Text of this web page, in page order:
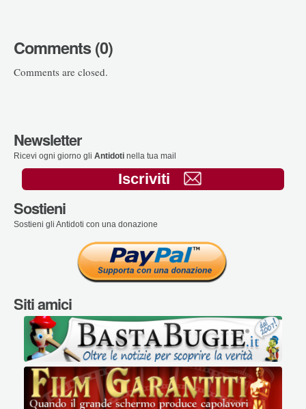
Comments (0)
Comments are closed.
Newsletter
Ricevi ogni giorno gli Antidoti nella tua mail
Iscriviti
Sostieni
Sostieni gli Antidoti con una donazione
Siti amici